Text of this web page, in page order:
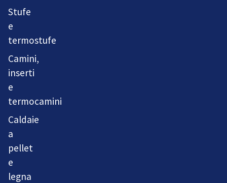
Stufe
e
termostufe
Camini,
inserti
e
termocamini
Caldaie
a
pellet
e
legna